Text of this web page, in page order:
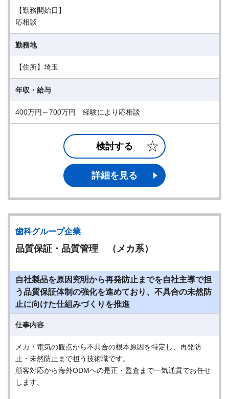
【勤務開始日】
応相談
勤務地
【住所】埼玉
年収・給与
400万円～700万円 経験により応相談
検討する
詳細を見る
歯科グループ企業
品質保証・品質管理 （メカ系）
自社製品を原因究明から再発防止までを自社主導で担
う品質保証体制の強化を進めており、不具合の未然防
止に向けた仕組みづくりを推進
仕事内容
メカ・電気の観点から不具合の根本原因を特定し、再発防
止・未然防止まで担う技術職です。
顧客対応から海外ODMへの是正・監査まで一気通貫でお任せ
します。